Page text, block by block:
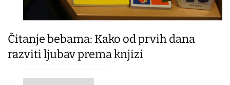
Čitanje bebama: Kako od prvih dana
razviti ljubav prema knjizi